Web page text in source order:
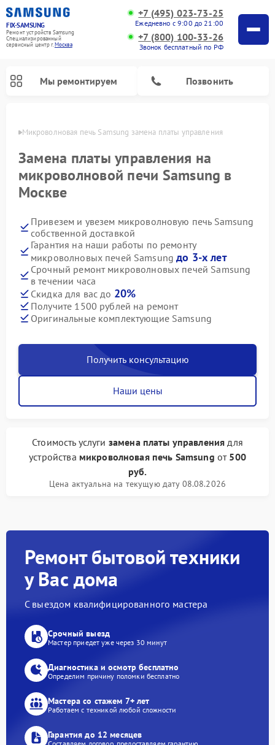
FIX-SAMSUNG
Ремонт устройств Samsung
Специализированный
cервисный центр г.Москва
+7 (495) 023-73-25
Ежедневно с 9:00 до 21:00
+7 (800) 100-33-26
Звонок бесплатный по РФ
Мы ремонтируем Позвонить
Микроволновая печь Samsung замена платы управления
Замена платы управления на
микроволновой печи Samsung в
Москве
Привезем и увезем микроволновую печь Samsung
собственной доставкой
Гарантия на наши работы по ремонту
микроволновых печей Samsungдо 3-х лет
Срочный ремонт микроволновых печей Samsung
в течении часа
Скидка для вас до 20%
Получите 1500 рублей на ремонт
Оригинальные комплектующие Samsung
Получить консультацию
Наши цены
Стоимость услуги замена платы управления для
устройства микроволновая печь Samsung от 500
руб.
Цена актуальна на текущую дату 08.08.2026
Ремонт бытовой техники
у Вас дома
С выездом квалифицированного мастера
Срочный выезд
Мастер приедет уже через 30 минут
Диагностика и осмотр бесплатно
Определим причину поломки бесплатно
Мастера со стажем 7+ лет
Работаем с техникой любой сложности
Гарантия до 12 месяцев
Составляем договор, предоставляем гарантию